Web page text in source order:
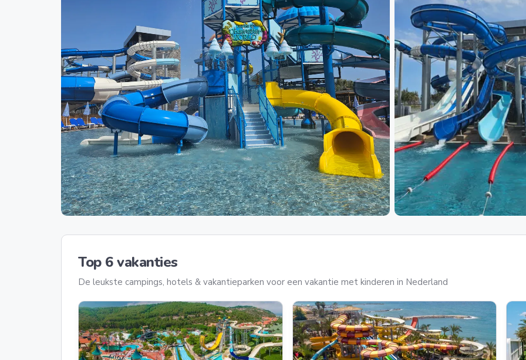
Top 6 vakanties
De leukste campings, hotels & vakantieparken voor een vakantie met kinderen in Nederland